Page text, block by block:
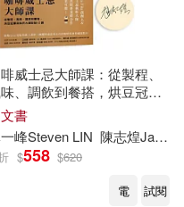
外宅配(3)
威士忌大師課：從製程、
、調飲到餐搭，烘豆冠軍
杯大師對談10講(限量親筆
版)
書
峰Steven LIN 陳志煌James
$558 $620
電
試閱